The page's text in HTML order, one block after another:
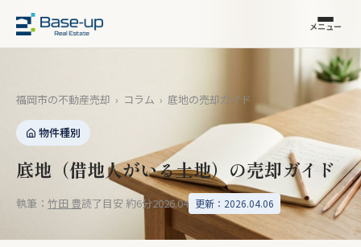
メニュー
福岡市の不動産売却 › コラム › 底地の売却ガイド
物件種別
底地（借地人がいる土地）の売却ガイド
執筆： 竹田 豊読了目安 約6分2026.04 更新：2026.04.06